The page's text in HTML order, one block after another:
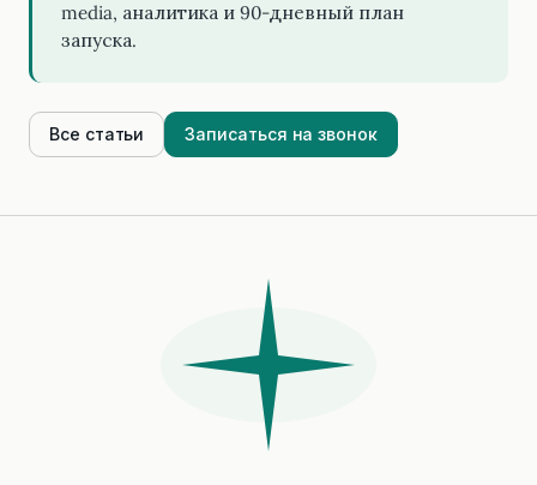
media, аналитика и 90-дневный план
запуска.
Все статьи Записаться на звонок